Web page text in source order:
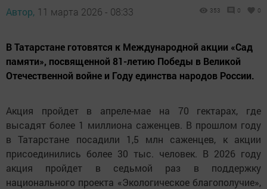
Автор, 11 марта 2026 - 08:33 353 0 0
В Татарстане готовятся к Международной акции «Сад
памяти», посвященной 81-летию Победы в Великой
Отечественной войне и Году единства народов России.
Акция пройдет в апреле-мае на 70 гектарах, где
высадят более 1 миллиона саженцев. В прошлом году
в Татарстане посадили 1,5 млн саженцев, к акции
присоединились более 30 тыс. человек. В 2026 году
акция пройдет в седьмой раз в поддержку
национального проекта «Экологическое благополучие»,